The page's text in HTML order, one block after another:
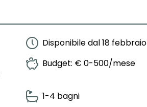
Disponibile dal 18 febbraio
Budget: € 0-500/mese
1-4 bagni